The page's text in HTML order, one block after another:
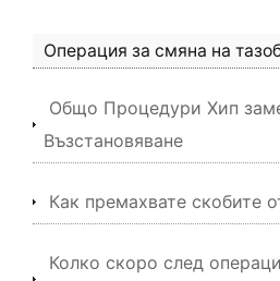
Операция за смяна на
Общо Процедури Хип
Възстановяване
Как премахвате скобите
Колко скоро след